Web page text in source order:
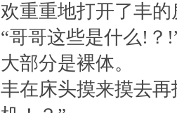
欢重重地打开了丰
“哥哥这些是什么!？
大部分是裸体。
丰在床头摸来摸去